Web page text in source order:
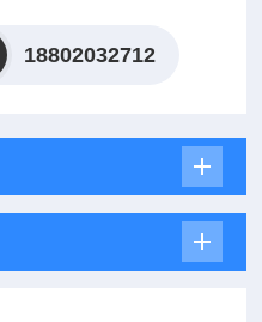
18802032712